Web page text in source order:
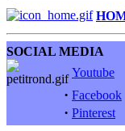
SOCIAL MEDIA
Youtube
· Facebook
· Pinterest